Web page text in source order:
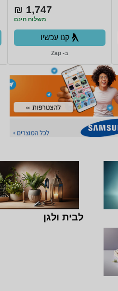
1,747 ₪
משלוח חינם
קנו עכשיו
ב- Zap
לבית ולגן